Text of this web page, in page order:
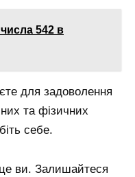
542 в
для задоволення
та фізичних
себе.
ви. Залишайтеся